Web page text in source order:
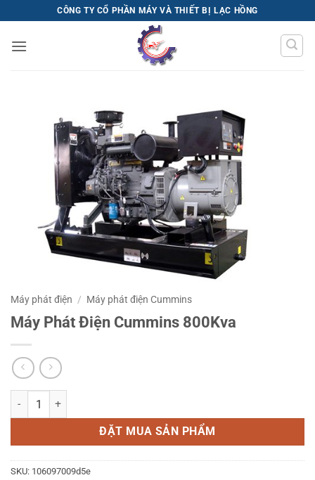
qua
nội
CÔNG TY CỔ PHẦN MÁY VÀ THIẾT BỊ LẠC HỒNG
Máy phát điện / Máy phát điện Cummins
Máy Phát Điện Cummins 800Kva
Máy Phát Điện Cummins 800Kva số lượng
ĐẶT MUA SẢN PHẨM
SKU: 106097009d5e